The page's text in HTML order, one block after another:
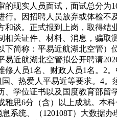
现实人员面试，面试总分
。因招聘人员放弃或体检
谈。正式报到上岗，取得
关证件、材料、消息，骗
简称：平易近航湖北空管
近航湖北空管拟公开聘请
人员1名、财政人员1名。
、热爱人平易近等要求。4
学位证书以及国度教育部
思6分（含）以上成就。本
系统、（120108T）大数据